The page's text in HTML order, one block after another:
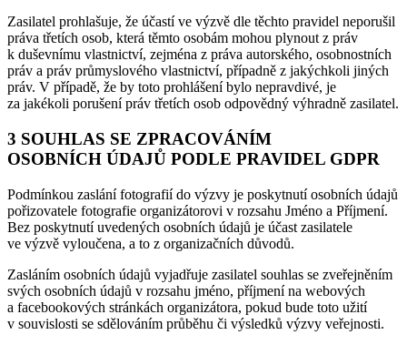
Zasilatel prohlašuje, že účastí ve výzvě dle těchto pravidel neporušil
práva třetích osob, která těmto osobám mohou plynout z práv
k duševnímu vlastnictví, zejména z práva autorského, osobnostních
práv a práv průmyslového vlastnictví, případně z jakýchkoli jiných
práv. V případě, že by toto prohlášení bylo nepravdivé, je
za jakékoli porušení práv třetích osob odpovědný výhradně zasilatel.
3 SOUHLAS SE ZPRACOVÁNÍM
OSOBNÍCH ÚDAJŮ PODLE PRAVIDEL GDPR
Podmínkou zaslání fotografií do výzvy je poskytnutí osobních údajů
pořizovatele fotografie organizátorovi v rozsahu Jméno a Příjmení.
Bez poskytnutí uvedených osobních údajů je účast zasilatele
ve výzvě vyloučena, a to z organizačních důvodů.
Zasláním osobních údajů vyjadřuje zasilatel souhlas se zveřejněním
svých osobních údajů v rozsahu jméno, příjmení na webových
a facebookových stránkách organizátora, pokud bude toto užití
v souvislosti se sdělováním průběhu či výsledků výzvy veřejnosti.